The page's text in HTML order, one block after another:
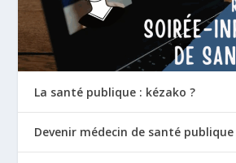
La santé publique : kézako ?
Devenir médecin de santé publique